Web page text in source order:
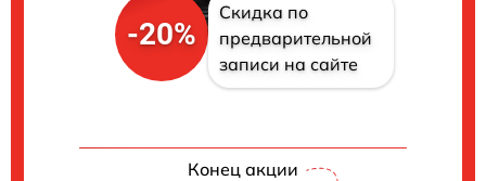
-20%
Скидка по
предварительной
записи на сайте
Конец акции